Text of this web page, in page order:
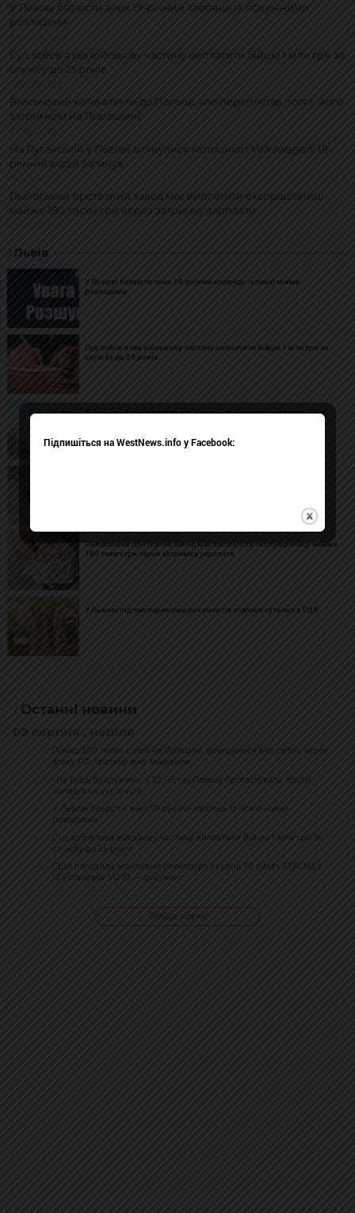
У Львові безвісти зник 19-річний хлопець із психічними
розладами
Суд зобов’язав військову частину виплатити бійцю 1 млн грн за
службу до 25 років
Військовий хотів втекти до Польщі, але переплутав потяг: його
затримали на Львівщині
На Луганській у Львові зіткнулися мотоцикл і Volkswagen: 18-
річний водій загинув
Львівський протезний завод має виплатити експрацівниці
майже 180 тисяч грн через затримку зарплати
Львів
У Львові безвісти зник 19-річний хлопець із психічними
розладами
Суд зобов’язав військову частину виплатити бійцю 1 млн грн за
службу до 25 років
Військовий хотів втекти до Польщі, але переплутав потяг: його
Львівський протезний завод має виплатити експрацівниці майже
180 тисяч грн через затримку зарплати
У Львові під час перевірки документів сталася сутичка з ТЦК
Останні новини
09 серпня , неділя
Понад 300 тисяч сімей на Одещині залишилися без світла через
атаку РФ: третину вже заживили
«Не будь байдужим»: у 22 містах Польщі протестували проти
нападів на українців
У Львові безвісти зник 19-річний хлопець із психічними
розладами
Суд зобов’язав військову частину виплатити бійцю 1 млн грн за
службу до 25 років
США погодили можливий реекспорт Україні 70 ракет ATACMS і
12 установок M270 — документ
Більше новин
Підпишіться на WestNews.info у Facebook: